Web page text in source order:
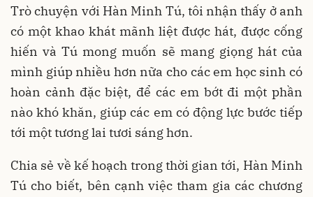
Trò chuyện với Hàn Minh Tú, tôi nhận thấy ở anh
có một khao khát mãnh liệt được hát, được cống
hiến và Tú mong muốn sẽ mang giọng hát của
mình giúp nhiều hơn nữa cho các em học sinh có
hoàn cảnh đặc biệt, để các em bớt đi một phần
nào khó khăn, giúp các em có động lực bước tiếp
tới một tương lai tươi sáng hơn.
Chia sẻ về kế hoạch trong thời gian tới, Hàn Minh
Tú cho biết, bên cạnh việc tham gia các chương